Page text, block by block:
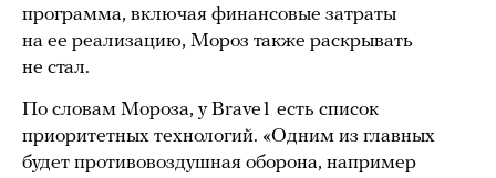
программа, включая финансовые затраты
на ее реализацию, Мороз также раскрывать
не стал.
По словам Мороза, у Brave1 есть список
приоритетных технологий. «Одним из главных
будет противовоздушная оборона, например